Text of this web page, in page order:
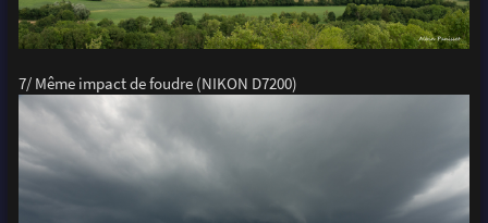
7/ Même impact de foudre (NIKON D7200)